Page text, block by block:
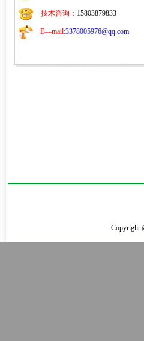
技术咨询： 15803879833
E—mail:3378005976@qq.com
Copyright